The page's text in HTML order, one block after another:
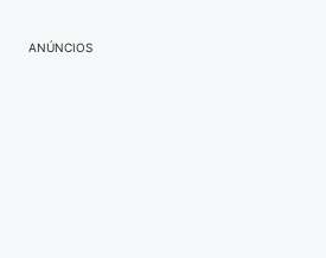
ANÚNCIOS